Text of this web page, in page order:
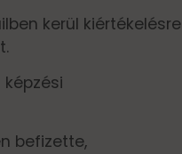
kerül kiértékelésre
befizette,